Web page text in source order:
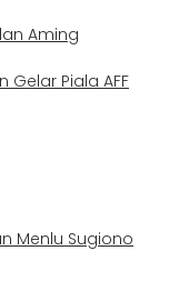
Aming
Gelar Piala AFF
Menlu Sugiono